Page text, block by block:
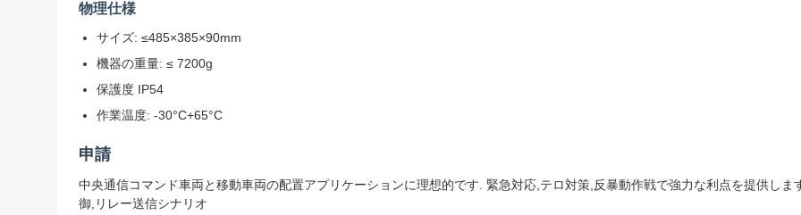
物理仕様
サイズ: ≤485×385×90mm
機器の重量: ≤ 7200g
保護度 IP54
作業温度: -30°C+65°C
申請
中央通信コマンド車両と移動車両の配置アプリケーションに理想的です. 緊急対応,テロ対策,反暴動作戦で強力な利点を提供し
御,リレー送信シナリオ